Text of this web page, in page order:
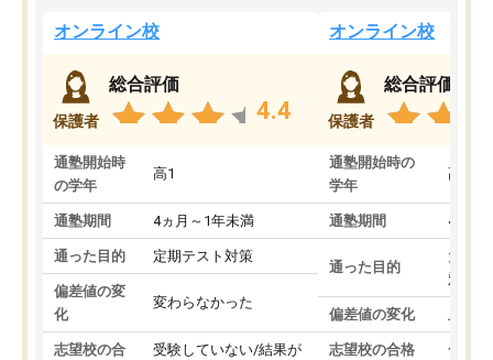
オンライン校
保護者
総合評価
4.4
通塾開始時
の学年
高1
通塾期間 4ヵ月～1年未満
通った目的 定期テスト対策
偏差値の変
化
変わらなかった
志望校の合
受験していない/結果が
オンライン校
保護者
総合評価
通塾開始時の
学年
高3
通塾期間 4ヵ月
通った目的
大学
対策
偏差値の変化
志望校の合格 合格